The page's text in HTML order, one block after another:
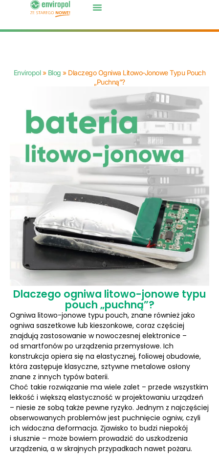
Enviropol» Blog » Dlaczego Ogniwa Litowo-Jonowe Typu Pouch
„puchną”?
Dlaczego ogniwa litowo-jonowe typu
pouch „puchną”?
Ogniwa litowo-jonowe typu pouch, znane również jako
ogniwa saszetkowe lub kieszonkowe, coraz częściej
znajdują zastosowanie w nowoczesnej elektronice –
od smartfonów po urządzenia przemysłowe. Ich
konstrukcja opiera się na elastycznej, foliowej obudowie,
która zastępuje klasyczne, sztywne metalowe osłony
znane z innych typów baterii.
Choć takie rozwiązanie ma wiele zalet – przede wszystkim
lekkość i większą elastyczność w projektowaniu urządzeń
– niesie ze sobą także pewne ryzyko. Jednym z najczęściej
obserwowanych problemów jest puchnięcie ogniw, czyli
ich widoczna deformacja. Zjawisko to budzi niepokój
i słusznie – może bowiem prowadzić do uszkodzenia
urządzenia, a w skrajnych przypadkach nawet pożaru.